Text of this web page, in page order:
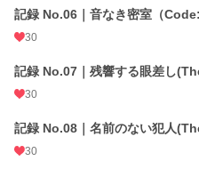
週間ポイント 551 pt (13,524 位)
月間ポイント
年間ポイント 56,727 pt (9,501 位)
累計ポイント
記録 No.06｜音なき密室（
30
記録 No.07｜残響する眼差し
30
記録 No.08｜名前のない犯人
30